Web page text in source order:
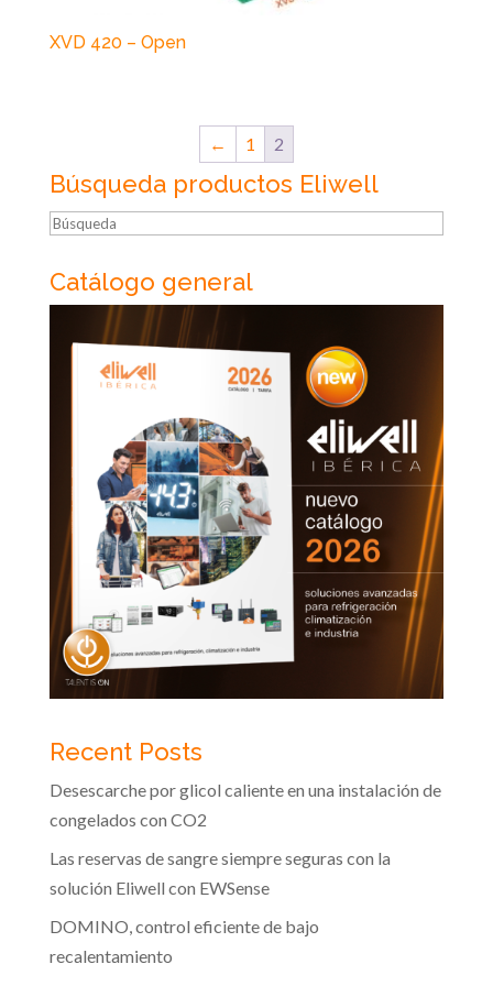
XVD 420 – Open
← 1 2
Búsqueda productos Eliwell
Búsqueda
Catálogo general
Recent Posts
Desescarche por glicol caliente en una instalación de
congelados con CO2
Las reservas de sangre siempre seguras con la
solución Eliwell con EWSense
DOMINO, control eficiente de bajo
recalentamiento